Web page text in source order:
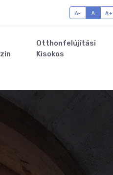
A- A A+
Otthonfelújítási
Kisokos